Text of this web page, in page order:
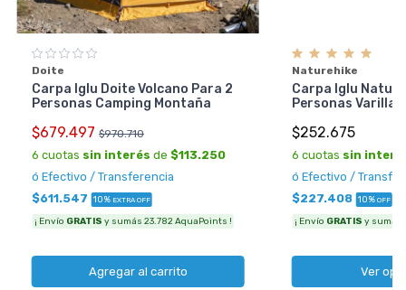
Doite
Carpa Iglu Doite Volcano Para 2
Personas Camping Montaña
$679.497 $970.710
6 cuotas sin interés de $113.250
ó Efectivo / Transferencia
$611.547 10% EXTRA OFF
¡ Envío GRATIS y sumás 23.782 AquaPoints !
Agregar al carrito
Naturehike
Carpa Iglu
Personas
$252.675
6 cuotas sin
ó Efectivo /
$227.408 10% OFF
¡ Envío GRATIS y sumás
Ver